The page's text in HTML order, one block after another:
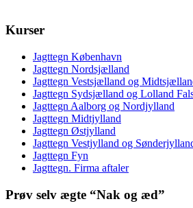
Kurser
Jagttegn København
Jagttegn Nordsjælland
Jagttegn Vestsjælland og
Jagttegn Sydsjælland og Lolland
Jagttegn Aalborg og Nordjylland
Jagttegn Midtjylland
Jagttegn Østjylland
Jagttegn Vestjylland og
Jagttegn Fyn
Jagttegn. Firma aftaler
Prøv selv ægte “Nak og æd”